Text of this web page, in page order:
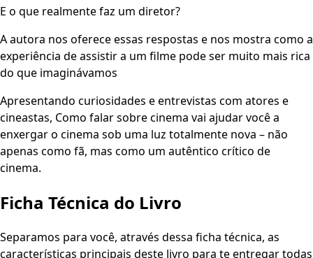
E o que realmente faz um diretor?
A autora nos oferece essas respostas e nos mostra como a
experiência de assistir a um filme pode ser muito mais rica
do que imaginávamos
Apresentando curiosidades e entrevistas com atores e
cineastas, Como falar sobre cinema vai ajudar você a
enxergar o cinema sob uma luz totalmente nova – não
apenas como fã, mas como um autêntico crítico de
cinema.
Ficha Técnica do Livro
Separamos para você, através dessa ficha técnica, as
características principais deste livro para te entregar todas